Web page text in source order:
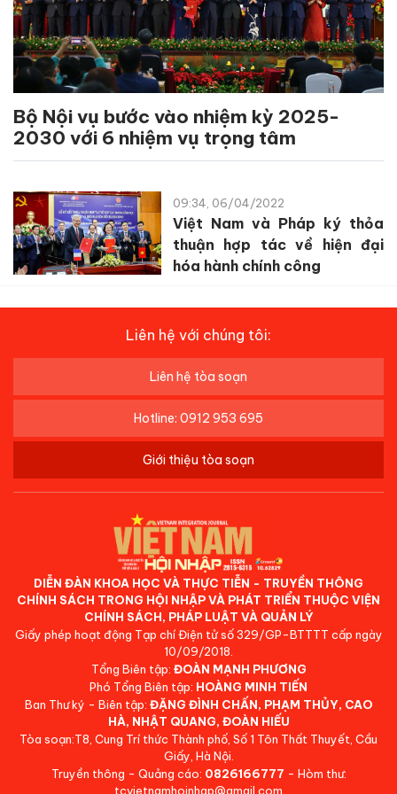
Bộ Nội vụ bước vào nhiệm kỳ 2025-
2030 với 6 nhiệm vụ trọng tâm
09:34, 06/04/2022
Việt Nam và Pháp ký thỏa
thuận hợp tác về hiện đại
hóa hành chính công
Liên hệ với chúng tôi:
Liên hệ tòa soạn
Hotline: 0912 953 695
Giới thiệu tòa soạn
DIỄN ĐÀN KHOA HỌC VÀ THỰC TIỄN - TRUYỀN THÔNG
CHÍNH SÁCH TRONG HỘI NHẬP VÀ PHÁT TRIỂN THUỘC VIỆN
CHÍNH SÁCH, PHÁP LUẬT VÀ QUẢN LÝ
Giấy phép hoạt động Tạp chí Điện tử số 329/GP-BTTTT cấp ngày
10/09/2018.
Tổng Biên tập: ĐOÀN MẠNH PHƯƠNG
Phó Tổng Biên tập: HOÀNG MINH TIẾN
Ban Thư ký - Biên tập: ĐẶNG ĐÌNH CHẤN, PHẠM THỦY, CAO
HÀ, NHẬT QUANG, ĐOÀN HIẾU
Tòa soạn:T8, Cung Trí thức Thành phố, Số 1 Tôn Thất Thuyết, Cầu
Giấy, Hà Nội.
Truyền thông - Quảng cáo: 0826166777 - Hòm thư:
tcvietnamhoinhap@gmail.com